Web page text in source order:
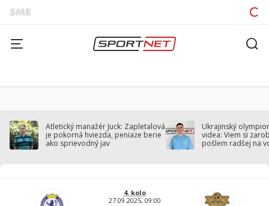
Atletický manažér Juck: Zapletalová
je pokorná hviezda, peniaze berie
ako sprievodný jav
Ukrajinský
videa: Viem si
pošlem radšej na
4. kolo
27.09.2025, 09:00